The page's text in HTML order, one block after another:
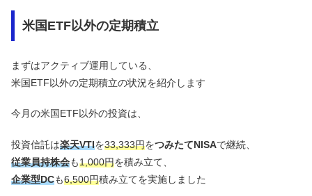
米国ETF以外の定期積立
まずはアクティブ運用している、
米国ETF以外の定期積立の状況を紹介します
今月の米国ETF以外の投資は、
投資信託は楽天VTIを33,333円をつみたてNISAで継続、
従業員持株会も1,000円を積み立て、
企業型DCも6,500円積み立てを実施しました